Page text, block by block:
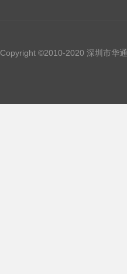
Copyright ©2010-2020 深圳市华